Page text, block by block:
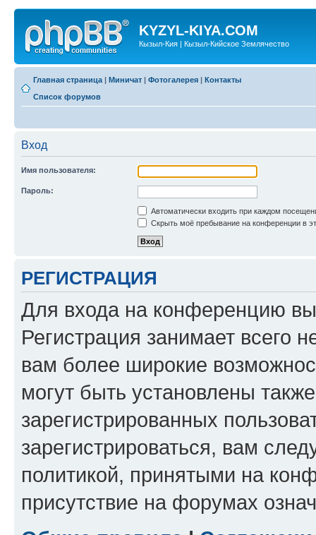
KYZYL-KIYA.COM
Кызыл-Кия | Кызыл-Кийское Землячество
Главная страница | Миничат | Фотогалерея | Контакты
Список форумов
Вход
Имя пользователя:
Пароль:
Автоматически входить при каждом
Скрыть моё пребывание на конференции в
РЕГИСТРАЦИЯ
Для входа на конференцию
Регистрация занимает всего
вам более широкие
могут быть установлены
зарегистрированных
зарегистрироваться, вам
политикой, принятыми на
присутствие на форумах